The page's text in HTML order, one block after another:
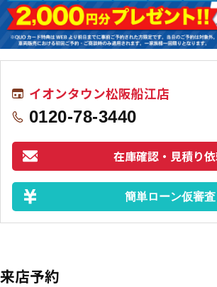
イオンタウン松阪船江店
0120-78-3440
在庫確認・見積り
簡単ローン仮審査
来店予約